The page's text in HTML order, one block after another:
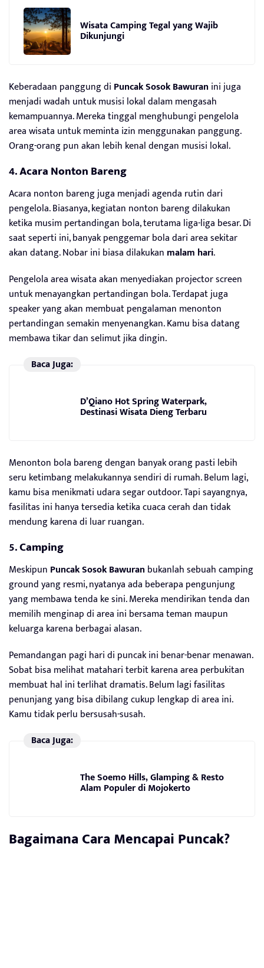
Wisata Camping Tegal yang Wajib
Dikunjungi
Keberadaan panggung di Puncak Sosok Bawuran ini juga
menjadi wadah untuk musisi lokal dalam mengasah
kemampuannya. Mereka tinggal menghubungi pengelola
area wisata untuk meminta izin menggunakan panggung.
Orang-orang pun akan lebih kenal dengan musisi lokal.
4.Acara Nonton Bareng
Acara nonton bareng juga menjadi agenda rutin dari
pengelola. Biasanya, kegiatan nonton bareng dilakukan
ketika musim pertandingan bola, terutama liga-liga besar. Di
saat seperti ini, banyak penggemar bola dari area sekitar
akan datang. Nobar ini biasa dilakukan malam hari.
Pengelola area wisata akan menyediakan projector screen
untuk menayangkan pertandingan bola. Terdapat juga
speaker yang akan membuat pengalaman menonton
pertandingan semakin menyenangkan. Kamu bisa datang
membawa tikar dan selimut jika dingin.
Baca Juga:
D’Qiano Hot Spring Waterpark,
Destinasi Wisata Dieng Terbaru
Menonton bola bareng dengan banyak orang pasti lebih
seru ketimbang melakukannya sendiri di rumah. Belum lagi,
kamu bisa menikmati udara segar outdoor. Tapi sayangnya,
fasilitas ini hanya tersedia ketika cuaca cerah dan tidak
mendung karena di luar ruangan.
5.Camping
Meskipun Puncak Sosok Bawuran bukanlah sebuah camping
ground yang resmi, nyatanya ada beberapa pengunjung
yang membawa tenda ke sini. Mereka mendirikan tenda dan
memilih menginap di area ini bersama teman maupun
keluarga karena berbagai alasan.
Pemandangan pagi hari di puncak ini benar-benar menawan.
Sobat bisa melihat matahari terbit karena area perbukitan
membuat hal ini terlihat dramatis. Belum lagi fasilitas
penunjang yang bisa dibilang cukup lengkap di area ini.
Kamu tidak perlu bersusah-susah.
Baca Juga:
The Soemo Hills, Glamping & Resto
Alam Populer di Mojokerto
Bagaimana Cara Mencapai Puncak?